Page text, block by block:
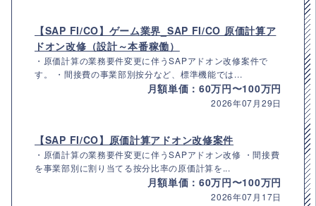
【SAP FI/CO】ゲーム業界_SAP FI/CO 原価計算ア
ドオン改修（設計～本番稼働）
・原価計算の業務要件変更に伴うSAPアドオン改修案件で
す。 ・間接費の事業部別按分など、標準機能では...
月額単価：60万円〜100万円
2026年07月29日
【SAP FI/CO】原価計算アドオン改修案件
・原価計算の業務要件変更に伴うSAPアドオン改修 ・間接費
を事業部別に割り当てる按分比率の原価計算を...
月額単価：60万円〜100万円
2026年07月17日